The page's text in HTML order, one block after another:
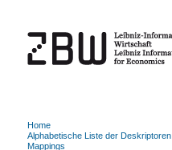
Home
Alphabetische Liste der Deskriptoren
Mappings